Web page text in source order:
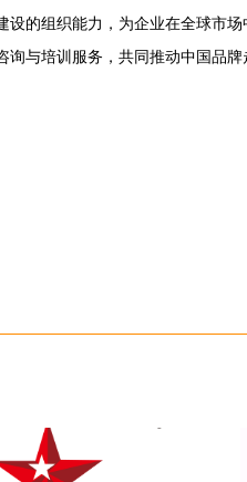
设的组织能力，为企业在全球市
询与培训服务，共同推动中国品牌